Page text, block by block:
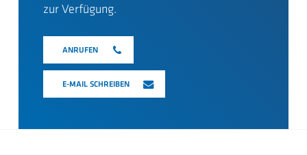
zur Verfügung.
ANRUFEN
E-MAIL SCHREIBEN